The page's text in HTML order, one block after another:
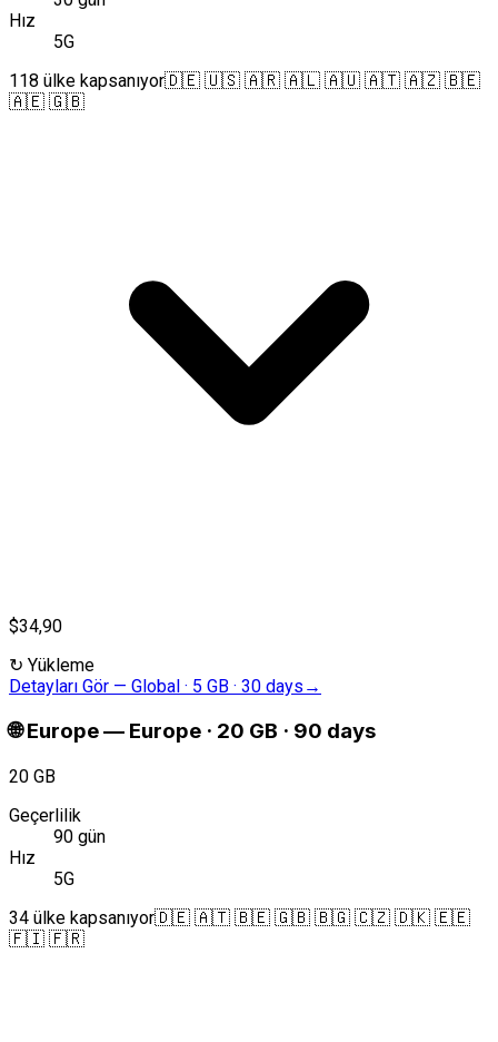
Hız
5G
118 ülke kapsanıyor🇩🇪 🇺🇸 🇦🇷 🇦🇱 🇦🇺 🇦🇹 🇦🇿 🇧🇪
🇦🇪 🇬🇧
$34,90
↻ Yükleme
Detayları Gör — Global · 5 GB · 30 days →
🌐 Europe— Europe · 20 GB · 90 days
20 GB
Geçerlilik
90 gün
Hız
5G
34 ülke kapsanıyor🇩🇪 🇦🇹 🇧🇪 🇬🇧 🇧🇬 🇨🇿 🇩🇰 🇪🇪
🇫🇮 🇫🇷